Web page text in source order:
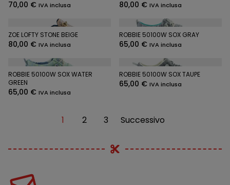
70,00 € IVA inclusa 80,00 € IVA inclusa
ZOE LOFTY STONE BEIGE
80,00 € IVA inclusa
ROBBIE 50100W SOX GRAY
65,00 € IVA inclusa
ROBBIE 50100W SOX WATER
GREEN
65,00 € IVA inclusa
ROBBIE 50100W SOX TAUPE
65,00 € IVA inclusa
1 2 3 Successivo